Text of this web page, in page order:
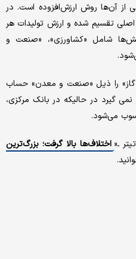
آن‌ها روش ارزش‌افزوده است. در
تقسیم شده و ارزش تولیدات هر
شامل «کشاورزی»، «صنعت و
گاز» را ذیل «صنعت و معدن» حساب
گیرد در حالیکه در بانک مرکزی،
می‌شود.
ـ« اختلاف‌ها بالا گرفت؛ بزرگ‌ترین